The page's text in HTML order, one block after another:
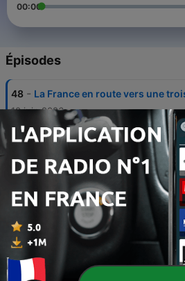
00:00
Épisodes
48 - La France en route vers une
10 juin 2026
47 - L'Argentine, candidate à un
Tue, 9 Jun 2026 14:00:00 +0000
46 - Comme en 2010, l'Espagne
doublé Euro/Coupe du Monde ?
Mon, 8 Jun 2026 14:00:00 +0000
45 - La Jordanie de Musa Al-
historique en Coupe du Monde !
Fri, 5 Jun 2026 16:00:00 +0000